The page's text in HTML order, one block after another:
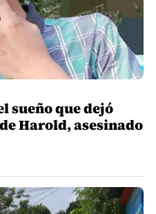
sueño que dejó
Harold, asesinado